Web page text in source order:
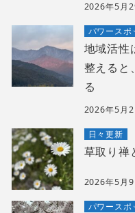
2026年5月
パワースポ
地域活性
整えると
る
2026年5月
日々更新
草取り禅
2026年5月9
パワースポ